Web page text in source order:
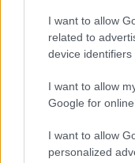
I want to allow
related to
device identifiers
I want to allow
Google for
I want to allow
personalized
Ναταλία
μπικίνι από τις
09.08.2026